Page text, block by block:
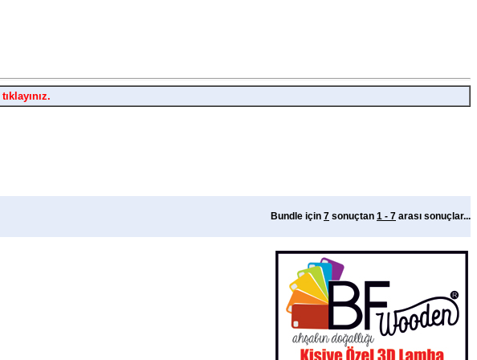
Bundle için 7 sonuçtan 1 - 7 arası sonuçlar...